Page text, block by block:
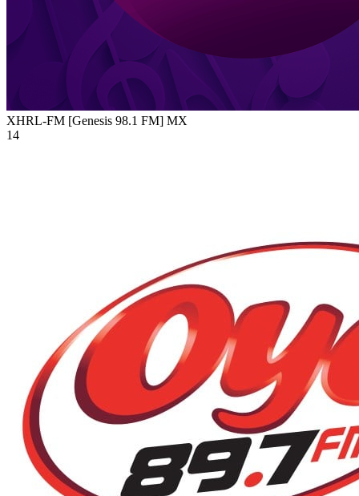
XHRL-FM [Genesis 98.1 FM] MX
14